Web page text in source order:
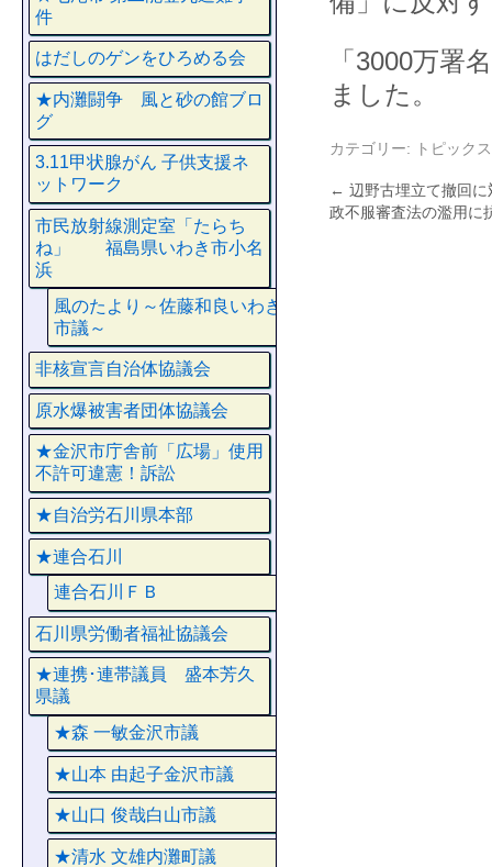
「3000万署
ました。
カテゴリー: トピックス
← 辺野古埋立て撤回
政不服審査法の濫用に
件
はだしのゲンをひろめる会
★内灘闘争 風と砂の館ブロ
グ
3.11甲状腺がん 子供支援ネ
ットワーク
市民放射線測定室「たらち
ね」 福島県いわき市小名
浜
風のたより～佐藤和良いわき
市議～
非核宣言自治体協議会
原水爆被害者団体協議会
★金沢市庁舎前「広場」使用
不許可違憲！訴訟
★自治労石川県本部
★連合石川
連合石川ＦＢ
石川県労働者福祉協議会
★連携･連帯議員 盛本芳久
県議
★森 一敏金沢市議
★山本 由起子金沢市議
★山口 俊哉白山市議
★清水 文雄内灘町議